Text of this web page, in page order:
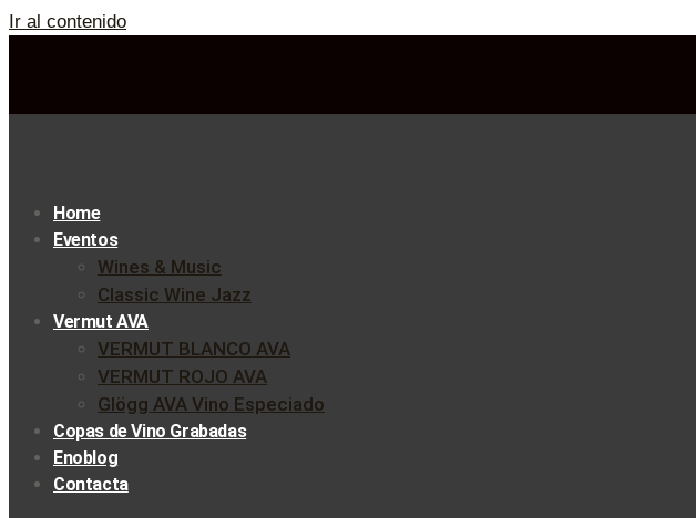
Ir al contenido
Home
Eventos
Wines & Music
Classic Wine Jazz
Vermut AVA
VERMUT BLANCO AVA
VERMUT ROJO AVA
Glögg AVA Vino Especiado
Copas de Vino Grabadas
Enoblog
Contacta